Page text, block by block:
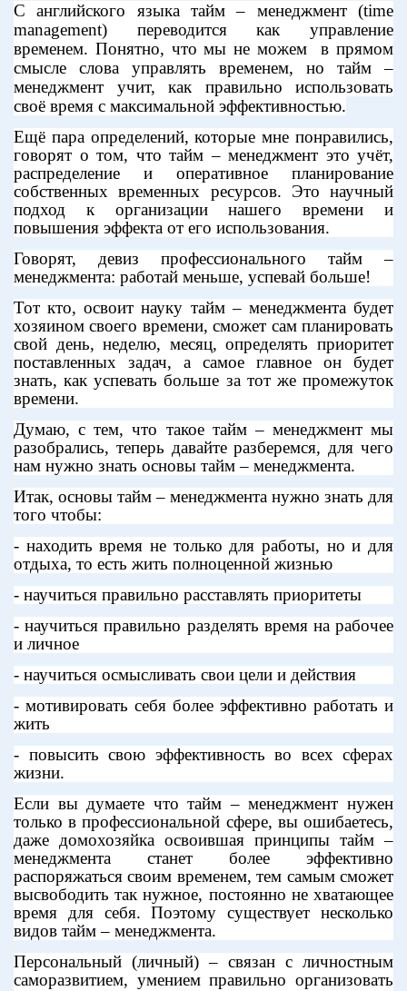
С английского языка тайм – менеджмент (time
management) переводится как управление
временем. Понятно, что мы не можем
в прямом
смысле слова управлять временем, но тайм –
менеджмент учит, как правильно использовать
своё время с максимальной эффективностью.
Ещё пара определений, которые мне понравились,
говорят о том, что тайм – менеджмент это учёт,
распределение и оперативное планирование
собственных временных ресурсов. Это научный
подход к организации нашего времени и
повышения эффекта от его использования.
Говорят, девиз профессионального тайм –
менеджмента: работай меньше, успевай больше!
Тот кто, освоит науку тайм – менеджмента будет
хозяином своего времени, сможет сам планировать
свой день, неделю, месяц, определять приоритет
поставленных задач, а самое главное он будет
знать, как успевать больше за тот же промежуток
времени.
Думаю, с тем, что такое тайм – менеджмент мы
разобрались, теперь давайте разберемся, для чего
нам нужно знать основы тайм – менеджмента.
Итак, основы тайм – менеджмента нужно знать для
того чтобы:
- находить время не только для работы, но и для
отдыха, то есть жить полноценной жизнью
- научиться правильно расставлять приоритеты
- научиться правильно разделять время на рабочее
и личное
- научиться осмысливать свои цели и действия
- мотивировать себя более эффективно работать и
жить
- повысить свою эффективность во всех сферах
жизни.
Если вы думаете что тайм – менеджмент нужен
только в профессиональной сфере, вы ошибаетесь,
даже домохозяйка освоившая принципы тайм –
менеджмента станет более эффективно
распоряжаться своим временем, тем самым сможет
высвободить так нужное, постоянно не хватающее
время для себя. Поэтому существует несколько
видов тайм – менеджмента.
Персональный (личный) – связан с личностным
саморазвитием, умением правильно организовать